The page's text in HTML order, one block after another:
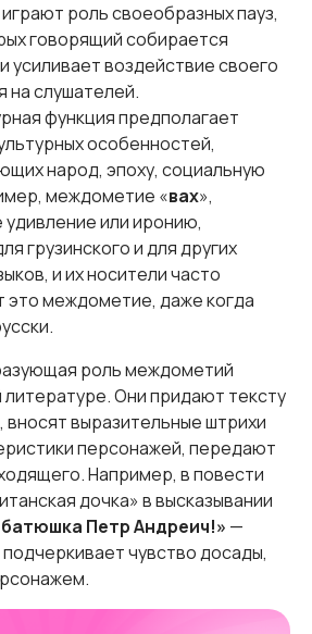
роль своеобразных пауз,
говорящий собирается
усиливает воздействие своего
на слушателей.
функция предполагает
особенностей,
народ, эпоху, социальную
междометие «вах»,
или иронию,
грузинского и для других
и их носители часто
это междометие, даже когда
роль междометий
Они придают тексту
выразительные штрихи
персонажей, передают
Например, в повести
дочка» в высказывании
Петр Андреич!» —
подчеркивает чувство досады,